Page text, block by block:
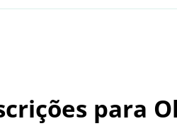
para